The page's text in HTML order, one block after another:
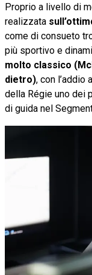
Proprio a livello di
realizzata
come di consueto
più sportivo e
molto classico
dietro), con l’addio
della Régie uno dei
di guida nel